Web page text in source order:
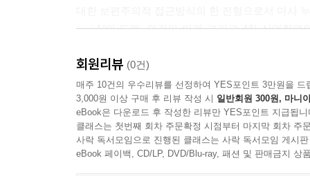
조율하는 역할을 인공지능에 부여하는 방식으로
--- p.149
신자유주의 시대의 문화적 지구화와 한류＿제1단
새로운 커뮤니케이션 연결망이 TV, 신문, 라디오
유는 전통적 미디어가 대부분 상업적 이익에 의
- 〈AI의 도래, 인간의 미래 그리고 4차 산업혁명
제2부 문명 전환의 양상들
- 〈신자유주의 시대의 문화적 지구화와 한류〉(
중심부가 아닌 곳에서 출발한 문화가 중심부를 포
- 〈인공지능 시대 “Historia, Quo Vadis?”〉(김
회원리뷰 (0건)
매주 10건의 우수리뷰를 선정하여 YES포인트 3만원을 드
3,000원 이상 구매 후 리뷰 작성 시 일반회원 300원, 마니
eBook은 다운로드 후 작성한 리뷰만 YES포인트 지급됩니
클래스는 첫번째 회차 주문확정 시점부터 마지막 회차 주
사락 독서모임으로 진행된 클래스는 사락 독서모임 게시
eBook 페이백, CD/LP, DVD/Blu-ray, 패션 및 판매금지 상